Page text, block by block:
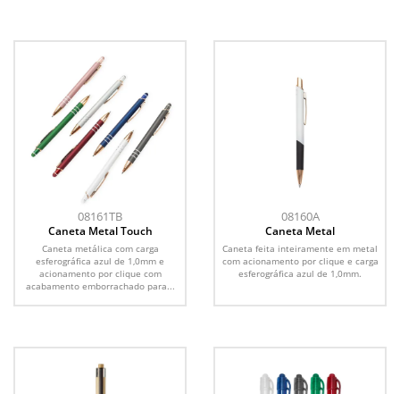
08161TB
Caneta Metal Touch
Caneta metálica com carga
esferográfica azul de 1,0mm e
acionamento por clique com
acabamento emborrachado para...
08160A
Caneta Metal
Caneta feita inteiramente em metal
com acionamento por clique e carga
esferográfica azul de 1,0mm.